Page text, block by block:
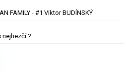
FAMILY - #1 Viktor BUDÍNSKÝ
nejhezčí ?